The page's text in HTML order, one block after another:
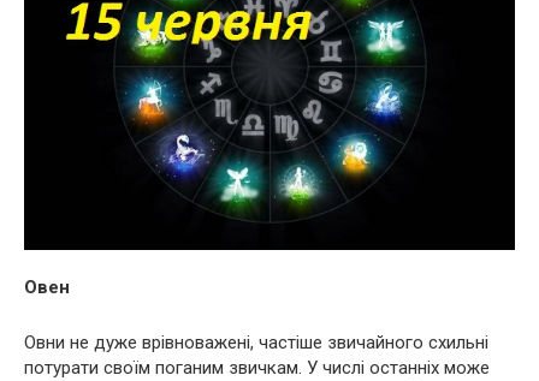
Овен
Овни не дуже врівноважені, частіше звичайного схильні
потурати своїм поганим звичкам. У числі останніх може